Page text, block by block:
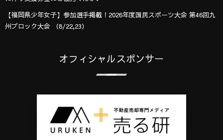
【福岡県少年女子】参加選手掲載！2026年度国民スポーツ大会 第46回九
州ブロック大会 （8/22,23）
オフィシャルスポンサー